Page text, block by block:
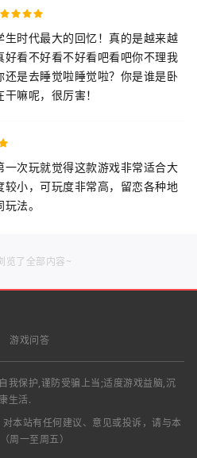
生时代最大的回忆！真的是越来越
好看不好看不好看吧看吧你不理我
还是去睡觉啦睡觉啦？你是谁是卧
嘛呢，很厉害！
一次玩就觉得这款游戏非常适合大
较小，可玩度非常高，留恋各种地
法。
览了全部内容~
游戏问答
我保护,谨防受骗上当;适度游戏益脑,沉
生活.
本站有任何建议、意见或投诉，请与本
周一至周五）